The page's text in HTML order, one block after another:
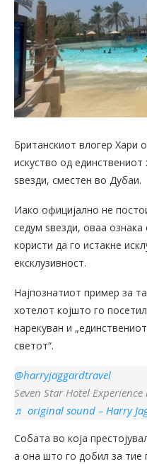
Британскиот влогер Хари
искуство од
ѕвезди, сместен во Дубаи.
Иако официјално не
седум ѕвезди, оваа ознака
користи да го истакне
ексклузивност.
Најпознатиот пример за
хотелот којшто го
нарекуван и
светот“.
@harryjaggardtravel
Seven Star Hotel
♬ original sound – Harry
Собата во која
а она што го добил за тие